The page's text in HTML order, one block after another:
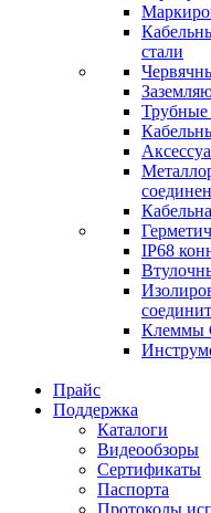
стали
IP68
Прайс
Поддержка
Каталоги
Видеообзоры
Сертификаты
Паспорта